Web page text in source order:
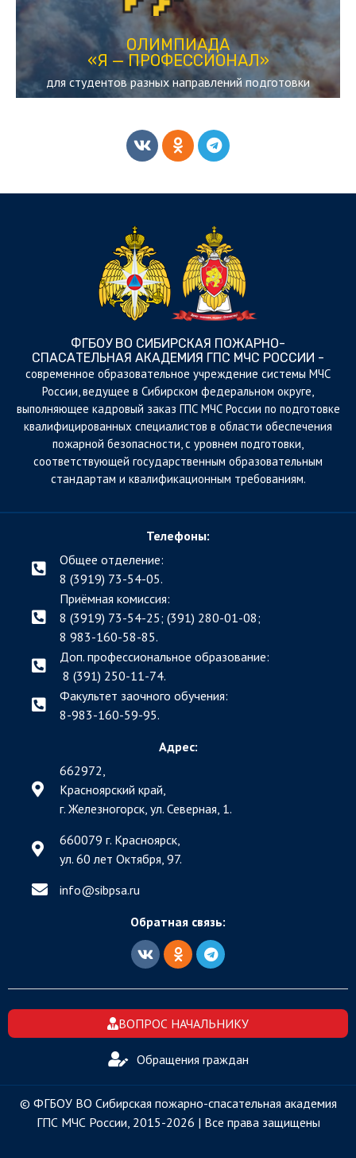
ОЛИМПИАДА
«Я — ПРОФЕССИОНАЛ»
для студентов разных направлений подготовки
ОЛИМПИАДА
«Я — ПРОФЕССИОНАЛ»
ФГБОУ ВО СИБИРСКАЯ ПОЖАРНО-
СПАСАТЕЛЬНАЯ АКАДЕМИЯ ГПС МЧС РОССИИ -
cовременное образовательное учреждение системы МЧС
России, ведущее в Сибирском федеральном округе,
выполняющее кадровый заказ ГПС МЧС России по подготовке
квалифицированных специалистов в области обеспечения
пожарной безопасности, с уровнем подготовки,
соответствующей государственным образовательным
стандартам и квалификационным требованиям.
Телефоны:
Общее отделение:
8 (3919) 73-54-05.
Приёмная комиссия:
8 (3919) 73-54-25; (391) 280-01-08;
8 983-160-58-85.
Доп. профессиональное образование:
8 (391) 250-11-74.
Факультет заочного обучения:
8-983-160-59-95.
Адрес:
662972,
Красноярский край,
г. Железногорск, ул. Северная, 1.
660079 г. Красноярск,
ул. 60 лет Октября, 97.
info@sibpsa.ru
Обратная связь:
ВОПРОС НАЧАЛЬНИКУ
Обращения граждан
© ФГБОУ ВО Сибирская пожарно-спасательная академия
ГПС МЧС России, 2015-2026 | Все права защищены